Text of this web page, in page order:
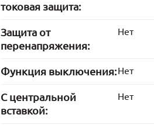
токовая защита:
Защита от
перенапряжения:
Нет
Функция выключения:Нет
С центральной
вставкой:
Нет